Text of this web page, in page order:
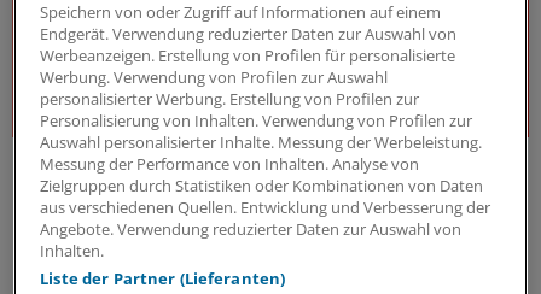
J&J Open House
Der Gesundheitsdialog
Expert:innen aus unterschiedlichsten Bereichen des
Gesundheitswesens diskutieren – offen, kritisch und
lösungsorientiert – über die Herausforderungen und
Speichern von oder Zugriff auf Informationen auf einem
Endgerät. Verwendung reduzierter Daten zur Auswahl von
Werbeanzeigen. Erstellung von Profilen für personalisierte
Werbung. Verwendung von Profilen zur Auswahl
personalisierter Werbung. Erstellung von Profilen zur
Personalisierung von Inhalten. Verwendung von Profilen zur
Auswahl personalisierter Inhalte. Messung der Werbeleistung.
Messung der Performance von Inhalten. Analyse von
Zielgruppen durch Statistiken oder Kombinationen von Daten
aus verschiedenen Quellen. Entwicklung und Verbesserung der
Angebote. Verwendung reduzierter Daten zur Auswahl von
Inhalten.
Liste der Partner (Lieferanten)